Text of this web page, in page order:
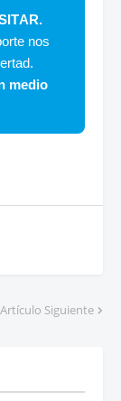
nos
medio
Artículo Siguiente